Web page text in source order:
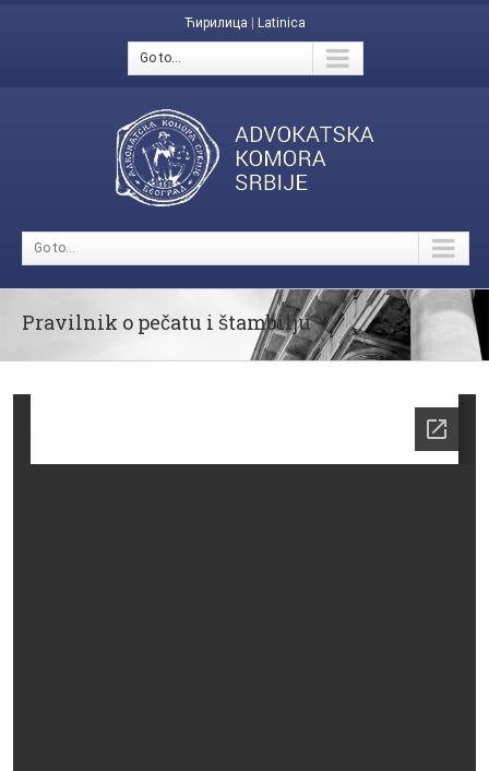
Ћирилица Latinica
Go to...
Go to...
Pravilnik o pečatu i štambilju